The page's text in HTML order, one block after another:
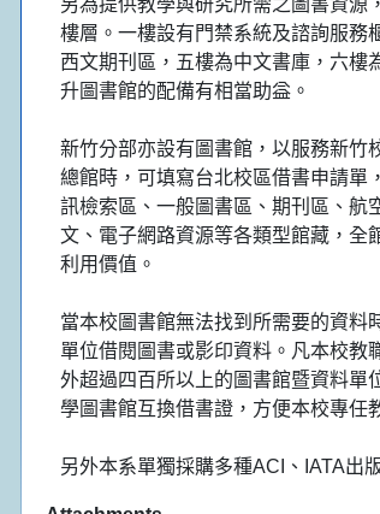
另為提供教學與研究所需之圖書資源
樓層。一樓設有門禁系統及諮詢服務
西文期刊區，五樓為中文書庫，六樓
升圖書館的配備有相當助益。
新竹分部亦設有圖書館，以服務新竹
總館時，可填寫台北校區借書申請單
訊檢索區、一般圖書區、期刊區、航
文、電子網路資源等各類型館藏，全
利用價值。
當本校圖書館無法找到所需要的資料
單位借閱圖書或影印資料。凡本校教
外超過四百所以上的圖書館暨資料單
學圖書館互換借書證，方便本校專任
另外本系單獨採購多種ACI、IATA出